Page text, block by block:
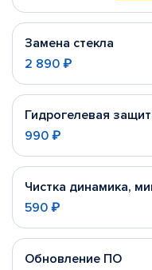
Замена стекла
2 890 ₽
Гидрогелевая
990 ₽
Чистка динамика,
590 ₽
Обновление ПО